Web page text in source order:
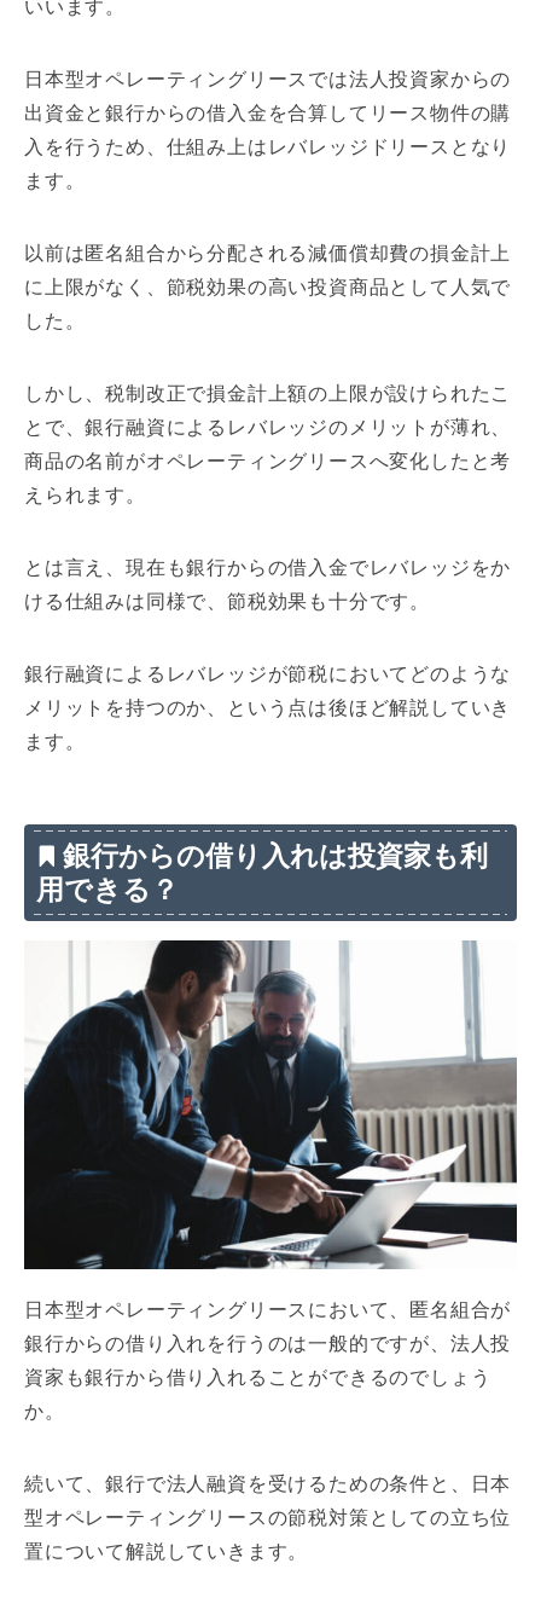
いいます。
日本型オペレーティングリースでは法人投資家からの
出資金と銀行からの借入金を合算してリース物件の購
入を行うため、仕組み上はレバレッジドリースとなり
ます。
以前は匿名組合から分配される減価償却費の損金計上
に上限がなく、節税効果の高い投資商品として人気で
した。
しかし、税制改正で損金計上額の上限が設けられたこ
とで、銀行融資によるレバレッジのメリットが薄れ、
商品の名前がオペレーティングリースへ変化したと考
えられます。
とは言え、現在も銀行からの借入金でレバレッジをか
ける仕組みは同様で、節税効果も十分です。
銀行融資によるレバレッジが節税においてどのような
メリットを持つのか、という点は後ほど解説していき
ます。
銀行からの借り入れは投資家も利
用できる？
日本型オペレーティングリースにおいて、匿名組合が
銀行からの借り入れを行うのは一般的ですが、法人投
資家も銀行から借り入れることができるのでしょう
か。
続いて、銀行で法人融資を受けるための条件と、日本
型オペレーティングリースの節税対策としての立ち位
置について解説していきます。